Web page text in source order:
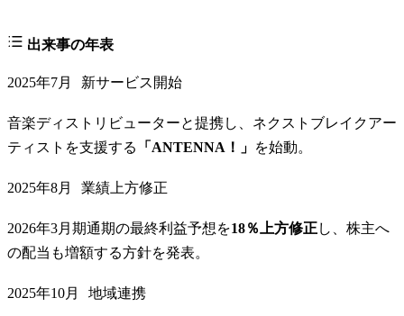
出来事の年表
2025年7月 新サービス開始
音楽ディストリビューターと提携し、ネクストブレイクアー
ティストを支援する
「ANTENNA！」 を始動。
2025年8月 業績上方修正
2026年3月期通期の最終利益予想を18％上方修正し、株主へ
の配当も増額する方針を発表。
2025年10月 地域連携